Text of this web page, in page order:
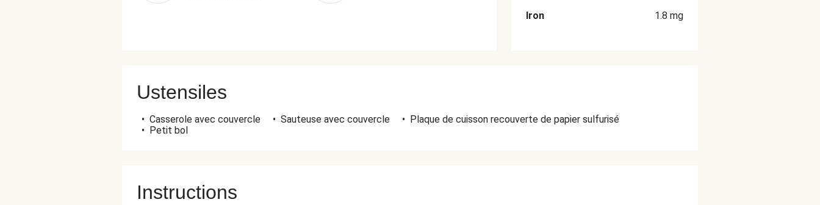
Iron 1.8 mg
Ustensiles
• Casserole avec couvercle • Sauteuse avec couvercle • Plaque de cuisson recouverte de papier sulfurisé
• Petit bol
Instructions